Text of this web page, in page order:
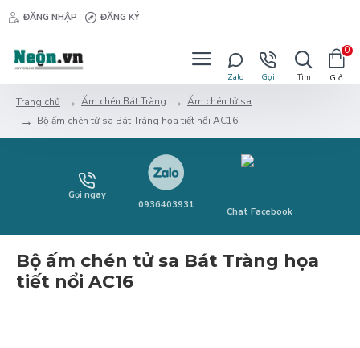
ĐĂNG NHẬP ĐĂNG KÝ
0
Trang chủ Ấm chén Bát Tràng
Ấm chén tử sa
Bộ ấm chén tử sa Bát Tràng họa tiết nổi AC16
Gọi ngay
0936403931
Chat Facebook
Bộ ấm chén tử sa Bát Tràng họa
tiết nổi AC16